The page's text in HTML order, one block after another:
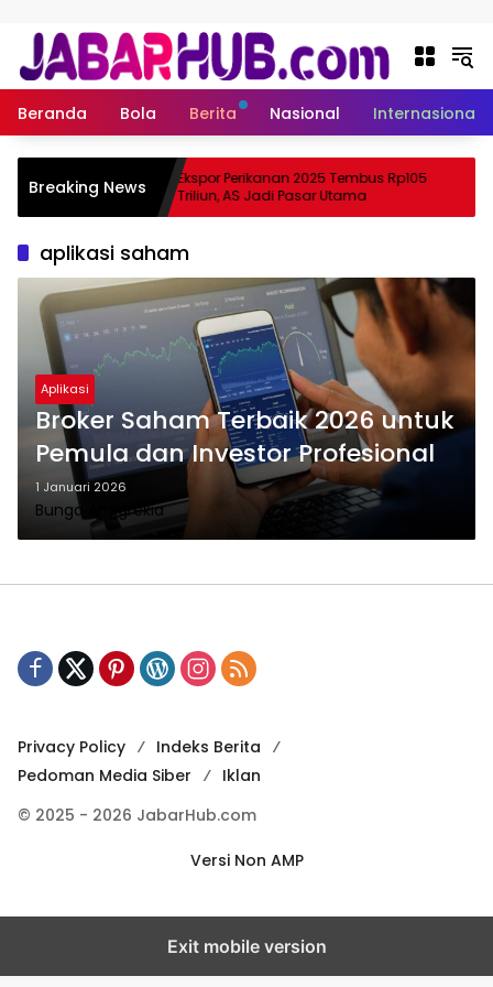
Beranda Bola Berita Nasional Internasional
Breaking News
Suzuki?
Ekspor Perikanan 2025 Tembus Rp105
Triliun, AS Jadi Pasar Utama
aplikasi saham
Aplikasi
Broker Saham Terbaik 2026 untuk
Pemula dan Investor Profesional
1 Januari 2026
Bunga Anggrekia
Privacy Policy
Indeks Berita
Pedoman Media Siber
Iklan
© 2025 - 2026 JabarHub.com
Versi Non AMP
Exit mobile version